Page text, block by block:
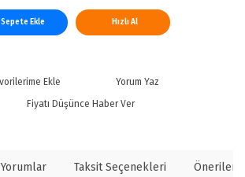
Sepete Ekle Hızlı Al
Yorum Yaz
Fiyatı Düşünce Haber Ver
Yorumlar Taksit Seçenekleri